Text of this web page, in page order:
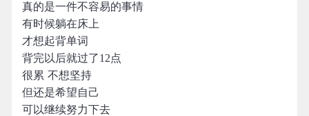
真的是一件不容易的事情
有时候躺在床上
才想起背单词
背完以后就过了12点
很累 不想坚持
但还是希望自己
可以继续努力下去